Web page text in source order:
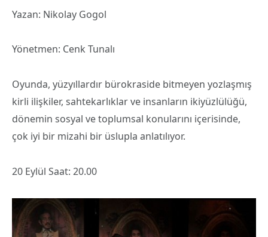
Yazan: Nikolay Gogol
Yönetmen: Cenk Tunalı
Oyunda, yüzyıllardır bürokraside bitmeyen yozlaşmış
kirli ilişkiler, sahtekarlıklar ve insanların ikiyüzlülüğü,
dönemin sosyal ve toplumsal konularını içerisinde,
çok iyi bir mizahi bir üslupla anlatılıyor.
20 Eylül Saat: 20.00